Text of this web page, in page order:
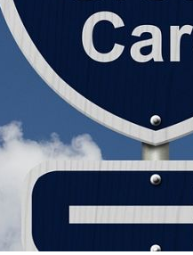
Таиланд
Украина
Франция
Черногория
Эстония